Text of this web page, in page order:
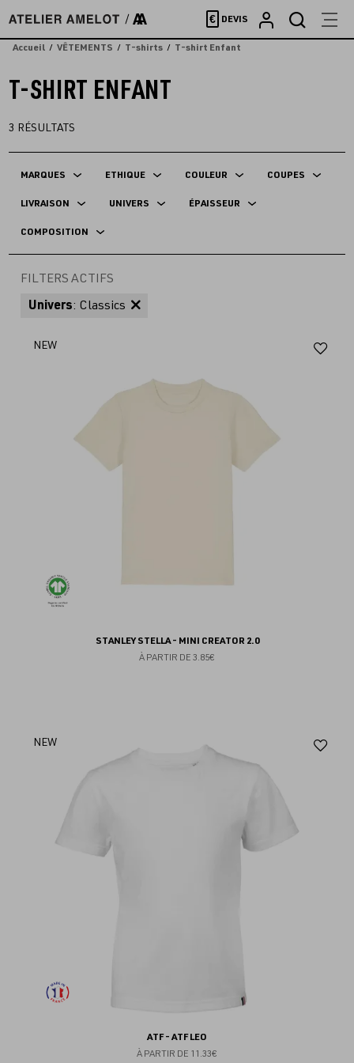
directement
au
€ DEVIS
Accueil VÊTEMENTS T-shirts T-shirt Enfant
T-SHIRT ENFANT
3 RÉSULTATS
MARQUES ETHIQUE COULEUR COUPES
LIVRAISON UNIVERS ÉPAISSEUR
COMPOSITION
FILTERS ACTIFS
Univers: Classics
NEW
STANLEY STELLA - MINI CREATOR 2.0
À PARTIR DE 3.85€
NEW
ATF - ATF LEO
À PARTIR DE 11.33€